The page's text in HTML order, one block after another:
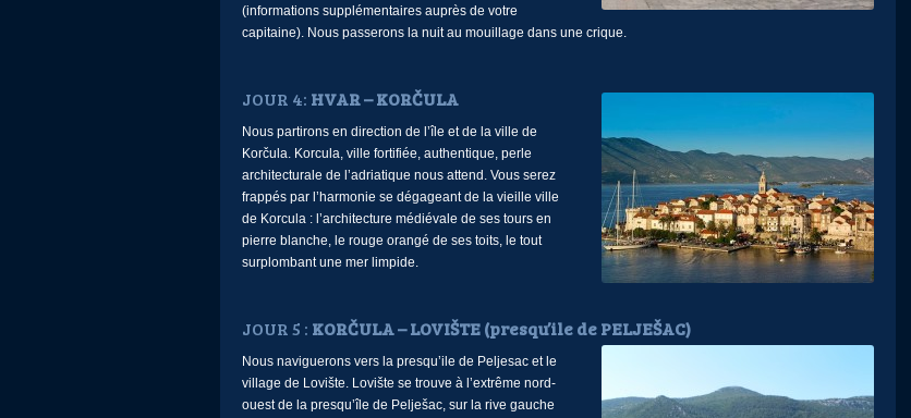
(informations supplémentaires auprès de votre
capitaine). Nous passerons la nuit au mouillage dans une crique.
JOUR 4: HVAR – KORČULA
Nous partirons en direction de l’île et de la ville de
Korčula. Korcula, ville fortifiée, authentique, perle
architecturale de l’adriatique nous attend. Vous serez
frappés par l’harmonie se dégageant de la vieille ville
de Korcula : l’architecture médiévale de ses tours en
pierre blanche, le rouge orangé de ses toits, le tout
surplombant une mer limpide.
JOUR 5 : KORČULA – LOVIŠTE (presqu’ile de PELJEŠAC)
Nous naviguerons vers la presqu’ile de Peljesac et le
village de Lovište. Lovište se trouve à l’extrême nord-
ouest de la presqu’île de Pelješac, sur la rive gauche